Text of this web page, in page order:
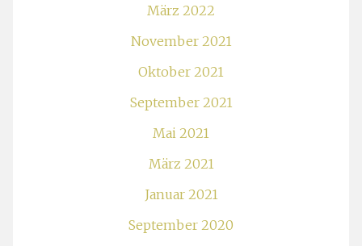
März 2022
November 2021
Oktober 2021
September 2021
Mai 2021
März 2021
Januar 2021
September 2020